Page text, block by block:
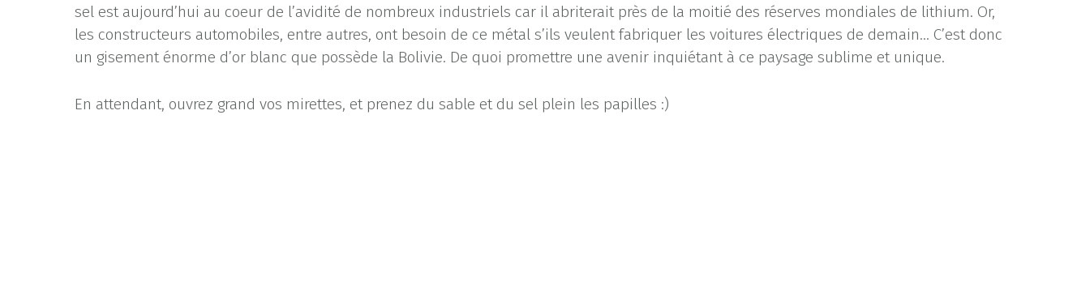
sel est aujourd’hui au coeur de l’avidité de nombreux industriels car il abriterait près de la moitié des réserves mondiales de lithium. Or,
les constructeurs automobiles, entre autres, ont besoin de ce métal s’ils veulent fabriquer les voitures électriques de demain… C’est donc
un gisement énorme d’or blanc que possède la Bolivie. De quoi promettre une avenir inquiétant à ce paysage sublime et unique.
En attendant, ouvrez grand vos mirettes, et prenez du sable et du sel plein les papilles :)